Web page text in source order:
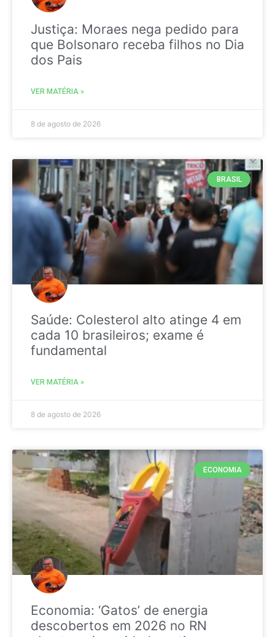
Justiça: Moraes nega pedido para
que Bolsonaro receba filhos no Dia
dos Pais
VER MATÉRIA »
8 de agosto de 2026
BRASIL
Saúde: Colesterol alto atinge 4 em
cada 10 brasileiros; exame é
fundamental
VER MATÉRIA »
8 de agosto de 2026
ECONOMIA
Economia: ‘Gatos’ de energia
descobertos em 2026 no RN